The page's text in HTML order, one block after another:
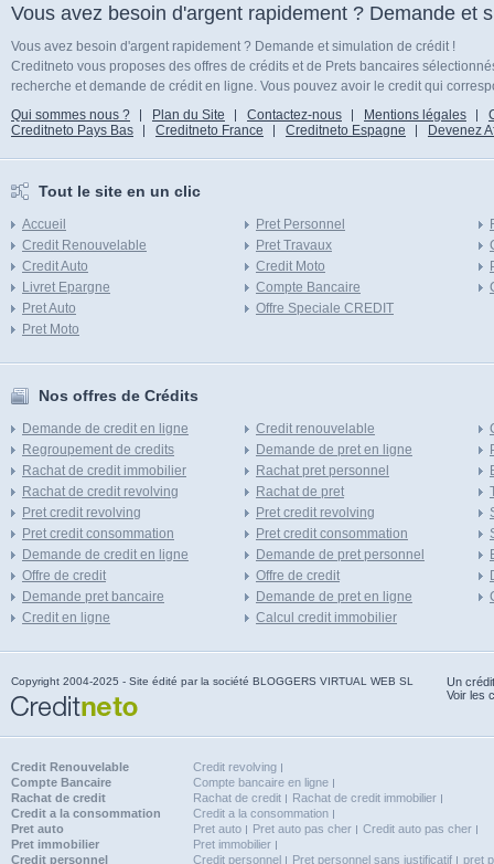
Vous avez besoin d'argent rapidement ? Demande et
Vous avez besoin d'argent rapidement ? Demande et simulation de crédit !
Creditneto vous proposes des offres de crédits et de Prets bancaires
recherche et demande de crédit en ligne. Vous pouvez avoir le credit qui
Qui sommes nous ?
Plan du Site Contactez-nous Mentions légales
Creditneto Pays Bas
Creditneto France Creditneto Espagne Devenez
Tout le site en un clic
Accueil
Credit Renouvelable
Credit Auto
Livret Epargne
Pret Auto
Pret Moto
Pret Personnel
Pret Travaux
Credit Moto
Compte Bancaire
Offre Speciale CREDIT
Nos offres de Crédits
Demande de credit en ligne
Regroupement de credits
Rachat de credit immobilier
Rachat de credit revolving
Pret credit revolving
Pret credit consommation
Demande de credit en ligne
Offre de credit
Demande pret bancaire
Credit en ligne
Credit renouvelable
Demande de pret en ligne
Rachat pret personnel
Rachat de pret
Pret credit revolving
Pret credit consommation
Demande de pret personnel
Offre de credit
Demande de pret en ligne
Calcul credit immobilier
Copyright 2004-2025 - Site édité par la société BLOGGERS VIRTUAL WEB SL
Un
Voir les
Credit Renouvelable
Credit revolving
Compte Bancaire
Compte bancaire en ligne
Rachat de credit
Rachat de credit
Rachat de credit immobilier
Credit a la consommation
Credit a la consommation
Pret auto
Pret auto Pret auto pas cher
Credit auto pas cher
Pret immobilier
Pret immobilier
Credit personnel
Credit personnel Pret personnel sans justificatif pret